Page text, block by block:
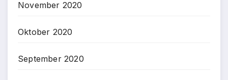
November 2020
Oktober 2020
September 2020